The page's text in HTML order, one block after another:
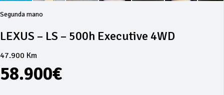
Segunda mano
LEXUS – LS – 500h Executive 4WD
47.900 Km
58.900€